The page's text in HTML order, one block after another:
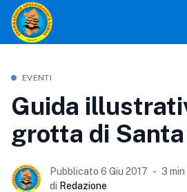
EVENTI
Guida
grotta di
Pubblicato 6 Giu 2017
3
di Redazione